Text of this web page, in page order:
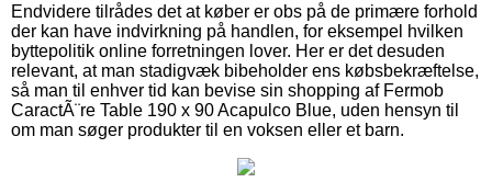
Endvidere tilrådes det at køber er obs på de primære forhold
der kan have indvirkning på handlen, for eksempel hvilken
byttepolitik online forretningen lover. Her er det desuden
relevant, at man stadigvæk bibeholder ens købsbekræftelse,
så man til enhver tid kan bevise sin shopping af Fermob
CaractÃ¨re Table 190 x 90 Acapulco Blue, uden hensyn til
om man søger produkter til en voksen eller et barn.